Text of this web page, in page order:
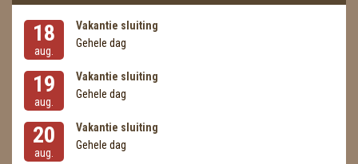
METEORIETEN
READING EN PERSOONLIJK ADVIES
RUWE STENEN
SCHEDELS / SKULLS
SELENIET
18
aug.
Vakantie sluiting
Gehele dag
19
aug.
Vakantie sluiting
Gehele dag
20
aug.
Vakantie sluiting
Gehele dag